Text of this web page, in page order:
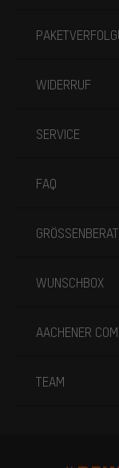
WIDERRUF
SERVICE
FAQ
WUNSCHBOX
AACHENER
TEAM